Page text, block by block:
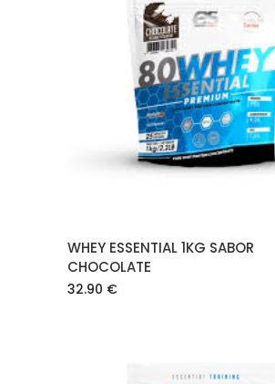
AÑADIR AL CARRITO
WHEY ESSENTIAL 1KG SABOR
CHOCOLATE
32.90 €